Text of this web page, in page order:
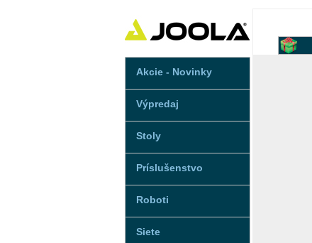
Akcie - Novinky
Výpredaj
Stoly
Príslušenstvo
Roboti
Siete